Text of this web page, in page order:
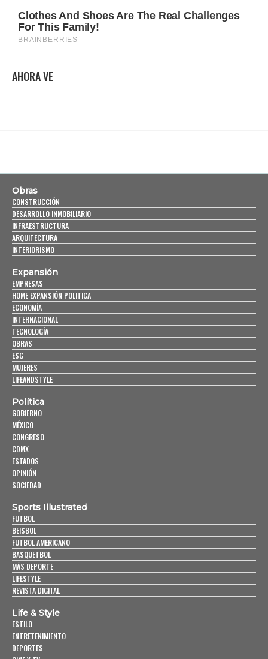
AHORA VE
Obras
CONSTRUCCIÓN
DESARROLLO INMOBILIARIO
INFRAESTRUCTURA
ARQUITECTURA
INTERIORISMO
Expansión
EMPRESAS
HOME EXPANSIÓN POLITICA
ECONOMÍA
INTERNACIONAL
TECNOLOGÍA
OBRAS
ESG
MUJERES
LIFEANDSTYLE
Política
GOBIERNO
MÉXICO
CONGRESO
CDMX
ESTADOS
OPINIÓN
SOCIEDAD
Sports Illustrated
FUTBOL
BEISBOL
FUTBOL AMERICANO
BASQUETBOL
MÁS DEPORTE
LIFESTYLE
REVISTA DIGITAL
Life & Style
ESTILO
ENTRETENIMIENTO
DEPORTES